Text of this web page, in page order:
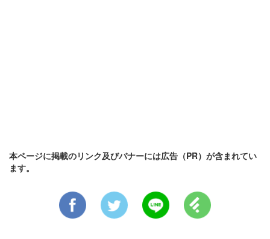
本ページに掲載のリンク及びバナーには広告（PR）が含まれてい
ます。